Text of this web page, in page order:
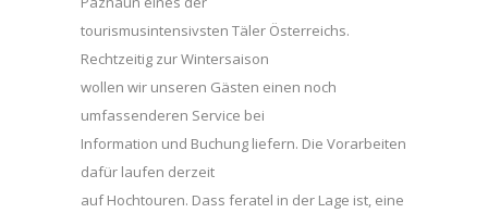
tourismusintensivsten Täler Österreichs.
Rechtzeitig zur Wintersaison
wollen wir unseren Gästen einen noch
umfassenderen Service bei
Information und Buchung liefern. Die Vorarbeiten
dafür laufen derzeit
auf Hochtouren. Dass feratel in der Lage ist, eine